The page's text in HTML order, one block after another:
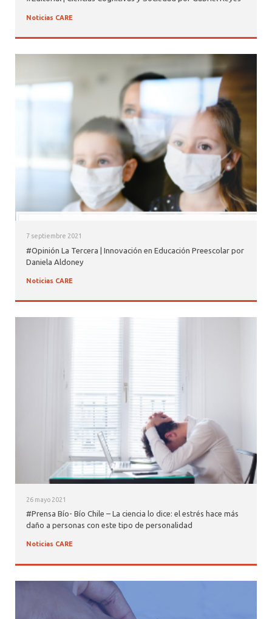
Noticias CARE
7 septiembre 2021
#Opinión La Tercera | Innovación en Educación Preescolar por
Daniela Aldoney
Noticias CARE
26 mayo 2021
#Prensa Bío- Bío Chile – La ciencia lo dice: el estrés hace más
daño a personas con este tipo de personalidad
Noticias CARE